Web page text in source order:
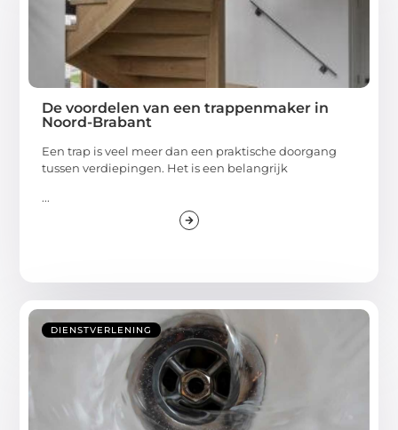
De voordelen van een trappenmaker in
Noord-Brabant
Een trap is veel meer dan een praktische doorgang
tussen verdiepingen. Het is een belangrijk
...
DIENSTVERLENING